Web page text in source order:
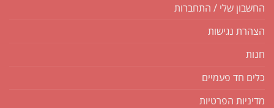
החשבון שלי / התחברות
הצהרת נגישות
חנות
כלים חד פעמיים
מדיניות הפרטיות